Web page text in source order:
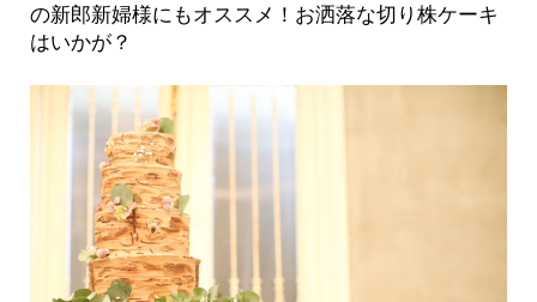
の新郎新婦様にもオススメ！お洒落な切り株ケーキ
はいかが？